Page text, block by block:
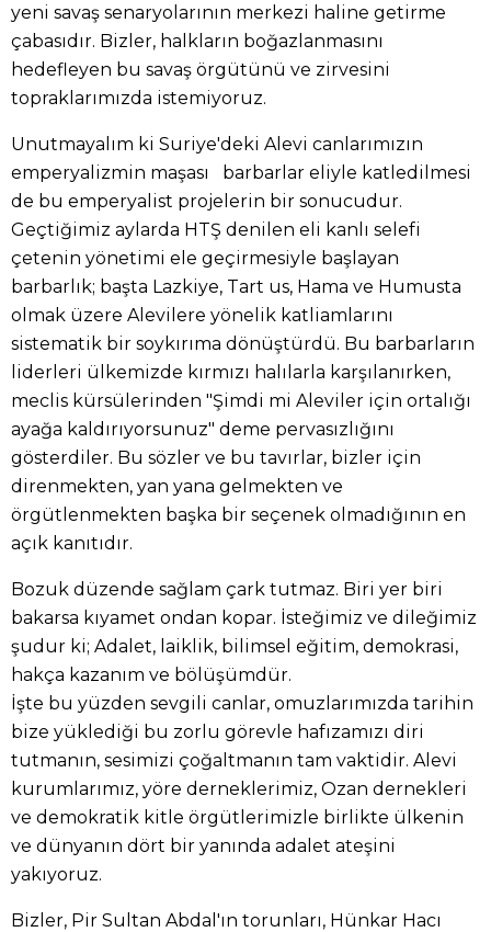
yeni savaş senaryolarının merkezi haline getirme
çabasıdır. Bizler, halkların boğazlanmasını
hedefleyen bu savaş örgütünü ve zirvesini
topraklarımızda istemiyoruz.
Unutmayalım ki Suriye'deki Alevi canlarımızın
emperyalizmin maşası barbarlar eliyle katledilmesi
de bu emperyalist projelerin bir sonucudur.
Geçtiğimiz aylarda HTŞ denilen eli kanlı selefi
çetenin yönetimi ele geçirmesiyle başlayan
barbarlık; başta Lazkiye, Tart us, Hama ve Humusta
olmak üzere Alevilere yönelik katliamlarını
sistematik bir soykırıma dönüştürdü. Bu barbarların
liderleri ülkemizde kırmızı halılarla karşılanırken,
meclis kürsülerinden "Şimdi mi Aleviler için ortalığı
ayağa kaldırıyorsunuz" deme pervasızlığını
gösterdiler. Bu sözler ve bu tavırlar, bizler için
direnmekten, yan yana gelmekten ve
örgütlenmekten başka bir seçenek olmadığının en
açık kanıtıdır.
Bozuk düzende sağlam çark tutmaz. Biri yer biri
bakarsa kıyamet ondan kopar. İsteğimiz ve dileğimiz
şudur ki; Adalet, laiklik, bilimsel eğitim, demokrasi,
hakça kazanım ve bölüşümdür.
İşte bu yüzden sevgili canlar, omuzlarımızda tarihin
bize yüklediği bu zorlu görevle hafızamızı diri
tutmanın, sesimizi çoğaltmanın tam vaktidir. Alevi
kurumlarımız, yöre derneklerimiz, Ozan dernekleri
ve demokratik kitle örgütlerimizle birlikte ülkenin
ve dünyanın dört bir yanında adalet ateşini
yakıyoruz.
Bizler, Pir Sultan Abdal'ın torunları, Hünkar Hacı